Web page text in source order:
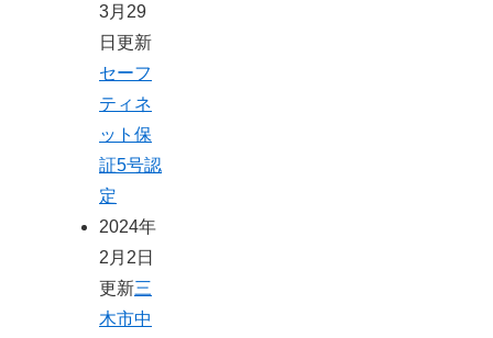
3月29
日更新
セーフ
ティネ
ット保
証5号認
定
2024年
2月2日
更新三
木市中